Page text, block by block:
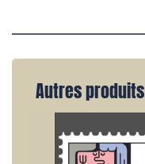
Autres produits